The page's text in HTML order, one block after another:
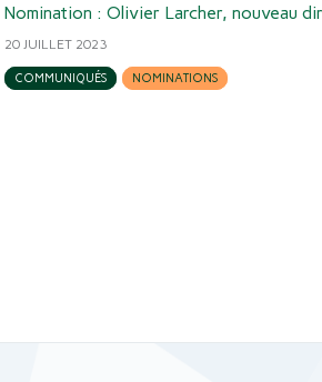
Nomination : Olivier Larcher, nouveau
20 JUILLET 2023
COMMUNIQUÉS NOMINATIONS